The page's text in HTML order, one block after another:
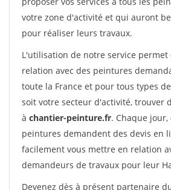
votre zone d'activité et qui auront
pour réaliser leurs travaux.
L'utilisation de notre service permet
relation avec des peintures
toute la France et pour tous types
soit votre secteur d'activité, trouver
à chantier-peinture.fr. Chaque
peintures demandent des devis en
facilement vous mettre en relation
demandeurs de travaux pour leur
Devenez dès à présent partenaire